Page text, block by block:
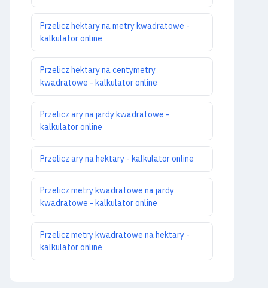
Przelicz hektary na metry kwadratowe -
kalkulator online
Przelicz hektary na centymetry
kwadratowe - kalkulator online
Przelicz ary na jardy kwadratowe -
kalkulator online
Przelicz ary na hektary - kalkulator online
Przelicz metry kwadratowe na jardy
kwadratowe - kalkulator online
Przelicz metry kwadratowe na hektary -
kalkulator online